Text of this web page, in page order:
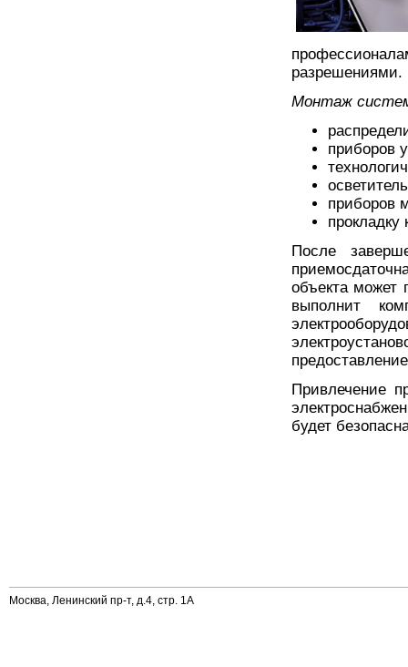
разрешениями.
Монтаж
приборов
приборов
прокладку
После
объекта может
выполнит
Привлечение
будет
Москва, Ленинский пр-т, д.4, стр. 1А